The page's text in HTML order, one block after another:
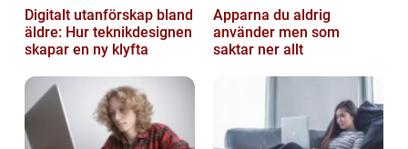
Digitalt utanförskap bland
äldre: Hur teknikdesignen
skapar en ny klyfta
Apparna du aldrig
använder men som
saktar ner allt